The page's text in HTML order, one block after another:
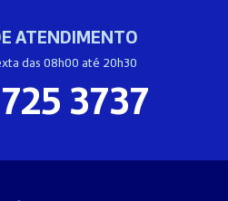
ATENDIMENTO
das 08h00 até 20h30
3737